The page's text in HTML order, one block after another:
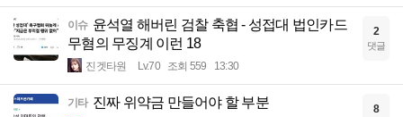
이슈 윤석열 해버린 검찰 축협 - 성접대 법인카드
무혐의 무징계 이런 18
진겟타원 Lv.70 조회 559 13:30
2
댓글
기타 진짜 위약금 만들어야 할 부분 8